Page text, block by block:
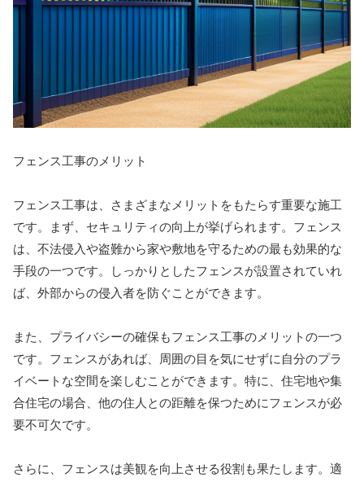
フェンス工事のメリット
フェンス工事は、さまざまなメリットをもたらす重要な施工
です。まず、セキュリティの向上が挙げられます。フェンス
は、不法侵入や盗難から家や敷地を守るための最も効果的な
手段の一つです。しっかりとしたフェンスが設置されていれ
ば、外部からの侵入者を防ぐことができます。
また、プライバシーの確保もフェンス工事のメリットの一つ
です。フェンスがあれば、周囲の目を気にせずに自分のプラ
イベートな空間を楽しむことができます。特に、住宅地や集
合住宅の場合、他の住人との距離を保つためにフェンスが必
要不可欠です。
さらに、フェンスは美観を向上させる役割も果たします。適